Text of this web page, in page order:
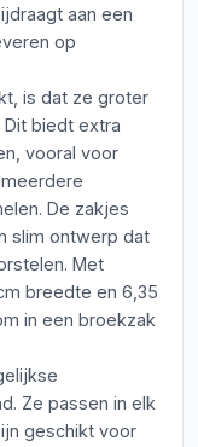
aan een
op
is dat ze groter
biedt extra
vooral voor
De zakjes
slim ontwerp dat
Met
breedte en 6,35
in een broekzak
Ze passen in elk
geschikt voor